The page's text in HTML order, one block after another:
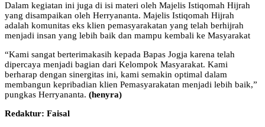
Dalam kegiatan ini juga di isi materi oleh Majelis Istiqomah Hijrah
yang disampaikan oleh Herryananta. Majelis Istiqomah Hijrah
adalah komunitas eks klien pemasyarakatan yang telah berhijrah
menjadi insan yang lebih baik dan mampu kembali ke Masyarakat
“Kami sangat berterimakasih kepada Bapas Jogja karena telah
dipercaya menjadi bagian dari Kelompok Masyarakat. Kami
berharap dengan sinergitas ini, kami semakin optimal dalam
membangun kepribadian klien Pemasyarakatan menjadi lebih baik,”
pungkas Herryananta. (henyra)
Redaktur: Faisal